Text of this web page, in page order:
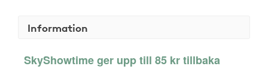
Information
SkyShowtime ger upp till 85 kr tillbaka